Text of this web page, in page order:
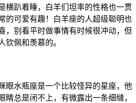
横趴着睡，白羊们坦率的性格也一贯
的可爱有趣！白羊座的人超级聪明也
，别看平时做事情有时候很冲动，但
钦佩和羡慕的。
眼水瓶座是一个比较怪异的星座，他
睛总是闭不上，有微露出一条细缝，